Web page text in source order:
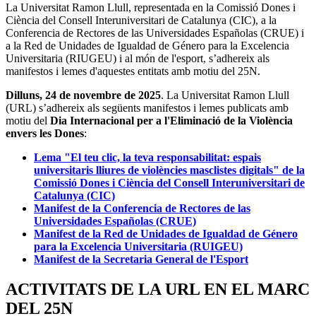
La Universitat Ramon Llull, representada en la Comissió Dones i
Ciència del Consell Interuniversitari de Catalunya (CIC), a la
Conferencia de Rectores de las Universidades Españolas (CRUE) i
a la Red de Unidades de Igualdad de Género para la Excelencia
Universitaria (RIUGEU) i al món de l'esport, s’adhereix als
manifestos i lemes d'aquestes entitats amb motiu del 25N.
Dilluns, 24 de novembre de 2025. La Universitat Ramon Llull
(URL) s’adhereix als següents manifestos i lemes publicats amb
motiu del Dia Internacional per a l'Eliminació de la Violència
envers les Dones:
Lema "El teu clic, la teva responsabilitat: espais
universitaris lliures de violències masclistes digitals" de la
Comissió Dones i Ciència del Consell Interuniversitari de
Catalunya (CIC)
Manifest de la Conferencia de Rectores de las
Universidades Españolas (CRUE)
Manifest de la Red de Unidades de Igualdad de Género
para la Excelencia Universitaria (RUIGEU)
Manifest de la Secretaria General de l'Esport
ACTIVITATS DE LA URL EN EL MARC
DEL 25N